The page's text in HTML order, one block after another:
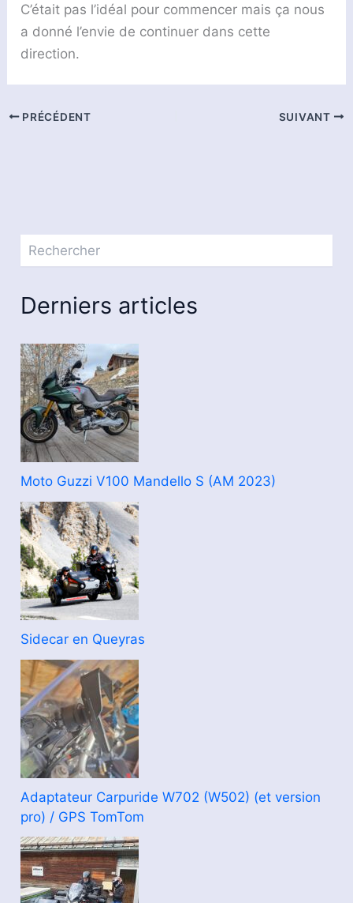
C’était pas l’idéal pour commencer mais ça nous
a donné l’envie de continuer dans cette
direction.
PRÉCÉDENT SUIVANT
Derniers articles
Moto Guzzi V100 Mandello S (AM 2023)
Sidecar en Queyras
Adaptateur Carpuride W702 (W502) (et version
pro) / GPS TomTom